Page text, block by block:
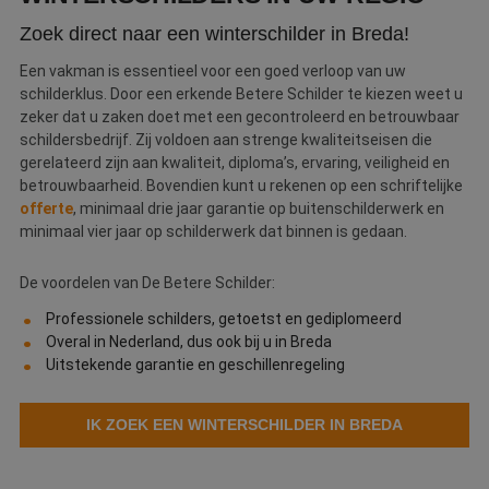
Zoek direct naar een winterschilder in Breda!
Een vakman is essentieel voor een goed verloop van uw
schilderklus. Door een erkende Betere Schilder te kiezen weet u
zeker dat u zaken doet met een gecontroleerd en betrouwbaar
schildersbedrijf. Zij voldoen aan strenge kwaliteitseisen die
gerelateerd zijn aan kwaliteit, diploma’s, ervaring, veiligheid en
betrouwbaarheid. Bovendien kunt u rekenen op een schriftelijke
offerte, minimaal drie jaar garantie op buitenschilderwerk en
minimaal vier jaar op schilderwerk dat binnen is gedaan.
De voordelen van De Betere Schilder:
Professionele schilders, getoetst en gediplomeerd
Overal in Nederland, dus ook bij u in Breda
Uitstekende garantie en geschillenregeling
IK ZOEK EEN WINTERSCHILDER IN BREDA
Cloudflare Inc.
.linkedin.com
30 minuten
PHPSESSID
PHP.net
www.betereschilder.nl
Sessie
Google Privacy Policy